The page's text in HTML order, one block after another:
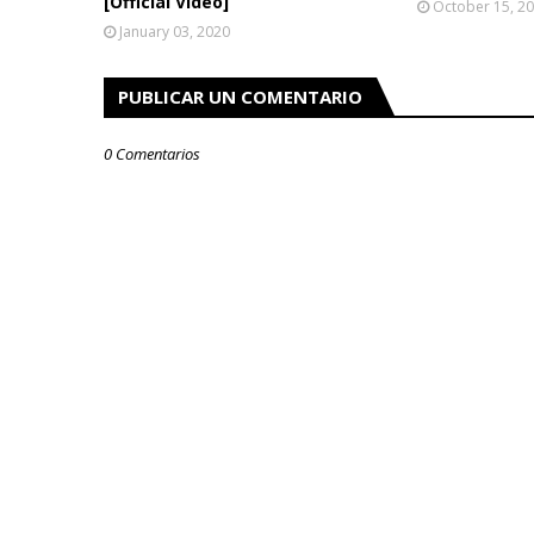
January 03, 2020
October 15,
PUBLICAR UN COMENTARIO
0 Comentarios